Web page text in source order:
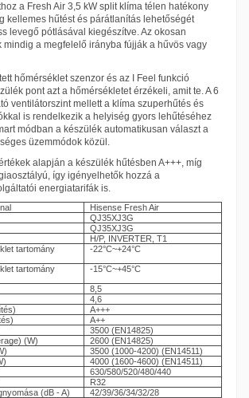
a Fresh Air 3,5 kW split klíma télen hatékony
kellemes hűtést és párátlanítás lehetőségét
levegő pótlásával kiegészítve. Az okosan
mindig a megfelelő irányba fújják a hűvös vagy
hőmérséklet szenzor és az I Feel funkció
pont azt a hőmérsékletet érzékeli, amit te. A 6
ventilátorszint mellett a klíma szuperhűtés és
is rendelkezik a helyiség gyors lehűtéséhez
módban a készülék automatikusan választ a
üzemmódok közül.
alapján a készülék hűtésben A+++, míg
így igényelhetők hozzá a
energiatarifák is.
Hisense Fresh Air
QJ35XJ3G
QJ35XJ3G
H/P, INVERTER, T1
tartomány
-22°C~+24°C
tartomány
-15°C~+45°C
8,5
4,6
A+++
A++
3500 (EN14825)
(W)
2600 (EN14825)
3500 (1000-4200) (EN14511)
4000 (1600-4600) (EN14511)
630/580/520/480/440
R32
(dB - A)
42/39/36/34/32/28